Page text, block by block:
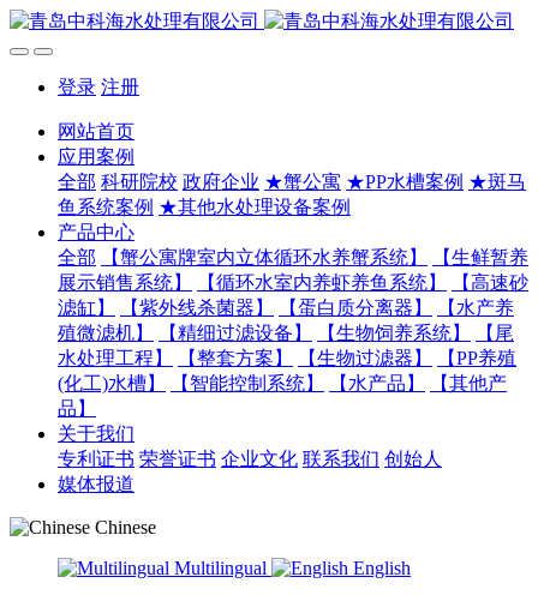
登录 注册
网站首页
应用案例
全部 科研院校 政府企业 ★蟹公寓 ★PP水槽案例 ★斑马
鱼系统案例 ★其他水处理设备案例
产品中心
全部
【蟹公寓牌室内立体循环水养蟹系统】
【生鲜暂养
展示销售系统】
【循环水室内养虾养鱼系统】
【高速砂
滤缸】
【紫外线杀菌器】 【蛋白质分离器】
【水产养
殖微滤机】
【精细过滤设备】 【生物饲养系统】
【尾
水处理工程】
【整套方案】 【生物过滤器】
【PP养殖
(化工)水槽】
【智能控制系统】 【水产品】
【其他产
品】
关于我们
专利证书 荣誉证书 企业文化 联系我们 创始人
媒体报道
Chinese
Multilingual
English